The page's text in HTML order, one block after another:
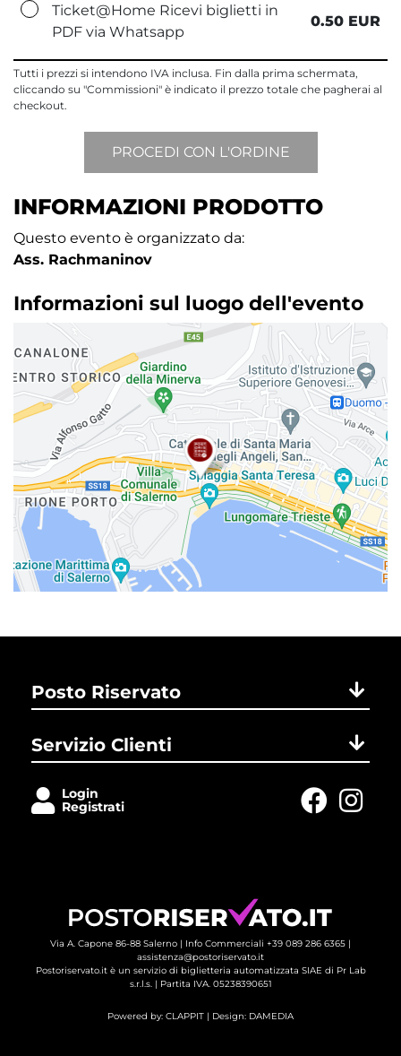
Ticket@Home Ricevi biglietti in
PDF via Whatsapp
0.50 EUR
Tutti i prezzi si intendono IVA inclusa. Fin dalla prima schermata,
cliccando su "Commissioni" è indicato il prezzo totale che pagherai al
checkout.
INFORMAZIONI PRODOTTO
Questo evento è organizzato da:
Ass. Rachmaninov
Informazioni sul luogo dell'evento
Posto Riservato
Servizio Clienti
Login
Registrati
Via A. Capone 86-88 Salerno | Info Commerciali +39 089 286 6365 |
assistenza@postoriservato.it
Postoriservato.it è un servizio di biglietteria automatizzata SIAE di Pr Lab
s.r.l.s. | Partita IVA. 05238390651
Powered by: CLAPPIT | Design: DAMEDIA